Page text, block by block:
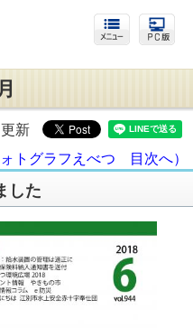
新
トグラフえべつ 目次へ）
した